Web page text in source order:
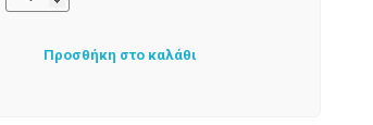
Προσθήκη στο καλάθι